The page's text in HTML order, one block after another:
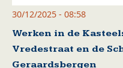
30/12/2025 - 08:58
Werken in de
Vredestraat en de
Geraardsbergen